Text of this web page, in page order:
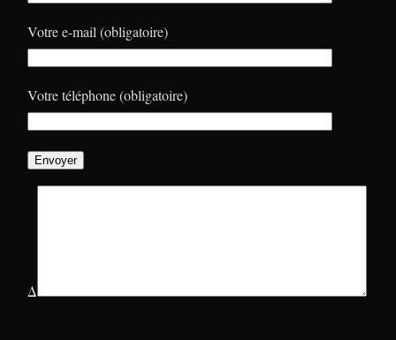
Votre e-mail (obligatoire)
Votre téléphone (obligatoire)
Δ